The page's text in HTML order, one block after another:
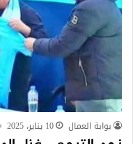
بوابة العمال 10 يناير، 2025